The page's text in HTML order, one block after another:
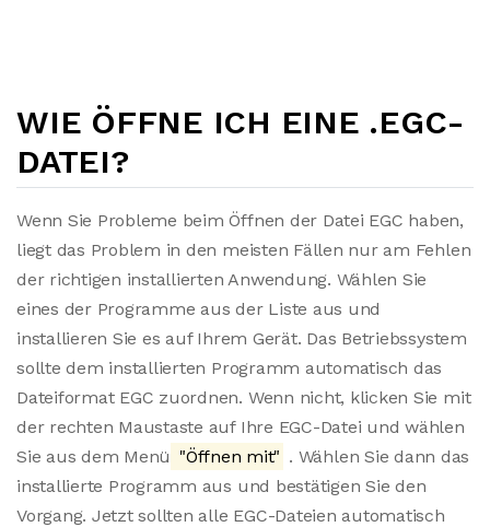
WIE ÖFFNE ICH EINE .EGC-
DATEI?
Wenn Sie Probleme beim Öffnen der Datei EGC haben,
liegt das Problem in den meisten Fällen nur am Fehlen
der richtigen installierten Anwendung. Wählen Sie
eines der Programme aus der Liste aus und
installieren Sie es auf Ihrem Gerät. Das Betriebssystem
sollte dem installierten Programm automatisch das
Dateiformat EGC zuordnen. Wenn nicht, klicken Sie mit
der rechten Maustaste auf Ihre EGC-Datei und wählen
Sie aus dem Menü "Öffnen mit" . Wählen Sie dann das
installierte Programm aus und bestätigen Sie den
Vorgang. Jetzt sollten alle EGC-Dateien automatisch